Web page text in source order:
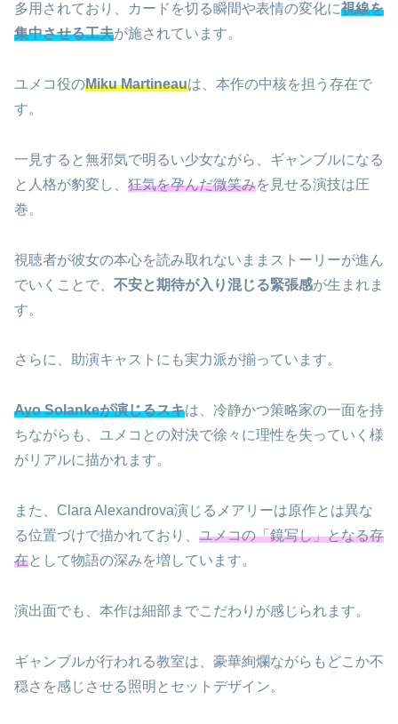
多用されており、カードを切る瞬間や表情の変化に視線を
集中させる工夫が施されています。
ユメコ役のMiku Martineauは、本作の中核を担う存在で
す。
一見すると無邪気で明るい少女ながら、ギャンブルになる
と人格が豹変し、 狂気を孕んだ微笑みを見せる演技は圧
巻。
視聴者が彼女の本心を読み取れないままストーリーが進ん
でいくことで、 不安と期待が入り混じる緊張感が生まれま
す。
さらに、助演キャストにも実力派が揃っています。
Ayo Solankeが演じるスキは、冷静かつ策略家の一面を持
ちながらも、ユメコとの対決で徐々に理性を失っていく様
がリアルに描かれます。
また、Clara Alexandrova演じるメアリーは原作とは異な
る位置づけで描かれており、 ユメコの「鏡写し」となる存
在として物語の深みを増しています。
演出面でも、本作は細部までこだわりが感じられます。
ギャンブルが行われる教室は、豪華絢爛ながらもどこか不
穏さを感じさせる照明とセットデザイン。